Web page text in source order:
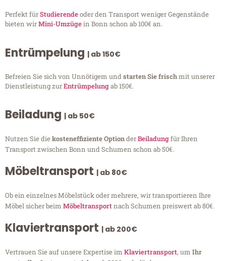
Perfekt fürStudierendeoder den Transport weniger Gegenstände
bieten wirMini-Umzügein Bonn schon ab 100€ an.
Entrümpelung | ab 150€
Befreien Sie sich von Unnötigem undstarten Sie frischmit unserer
Dienstleistung zurEntrümpelungab 150€.
Beiladung | ab 50€
Nutzen Sie diekosteneffiziente OptionderBeiladungfür Ihren
Transport zwischen Bonn und Schumen schon ab 50€.
Möbeltransport | ab 80€
Ob ein einzelnes Möbelstück oder mehrere, wir transportieren Ihre
Möbel sicher beim Möbeltransportnach Schumen preiswert ab 80€.
Klaviertransport | ab 200€
Vertrauen Sie auf unsere Expertise im Klaviertransport, um Ihr